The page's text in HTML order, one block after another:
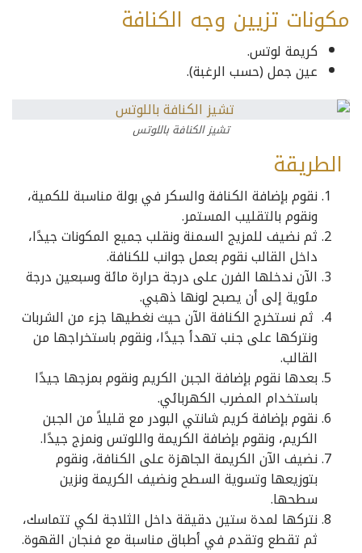
مكونات تزيين وجه الكنافة
كريمة لوتس.
عين جمل (حسب الرغبة).
تشيز الكنافة باللوتس
الطريقة
نقوم بإضافة الكنافة والسكر في بولة مناسبة للكمية،
ونقوم بالتقليب المستمر.
ثم نضيف للمزيج السمنة ونقلب جميع المكونات جيدًا،
داخل القالب نقوم بعمل جوانب للكنافة.
الآن ندخلها الفرن على درجة حرارة مائة وسبعين درجة
مئوية إلى أن يصبح لونها ذهبي.
ثم نستخرج الكنافة الآن حيث نغطيها جزء من الشربات
ونتركها على جنب تهدأ جيدًا، ونقوم باستخراجها من
القالب.
بعدها نقوم بإضافة الجبن الكريم ونقوم بمزجها جيدًا
باستخدام المضرب الكهربائي.
نقوم بإضافة كريم شانتي البودر مع قليلاً من الجبن
الكريم، ونقوم بإضافة الكريمة واللوتس ونمزج جيدًا.
نضيف الآن الكريمة الجاهزة على الكنافة، ونقوم
بتوزيعها وتسوية السطح ونضيف الكريمة ونزين
سطحها.
نتركها لمدة ستين دقيقة داخل الثلاجة لكي تتماسك،
ثم تقطع وتقدم في أطباق مناسبة مع فنجان القهوة.